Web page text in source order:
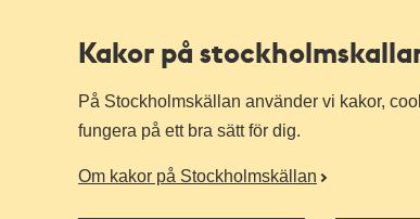
Kakor på
På Stockholmskällan använder vi kakor,
fungera på ett bra sätt för dig.
Om kakor på Stockholmskällan